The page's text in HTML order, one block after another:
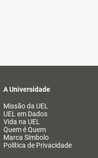
A Universidade
Missão da UEL
UEL em Dados
Vida na UEL
Quem é Quem
Marca Símbolo
Política de Privacidade